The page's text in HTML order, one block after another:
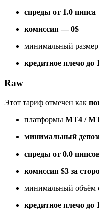
спреды от 1.0 пипса
комиссия — 0$
минимальный размер
кредитное плечо до
Raw
Этот тариф отмечен как
платформы MT4 /
минимальный
спреды от 0.0
комиссия $3 за
минимальный объём
кредитное плечо до